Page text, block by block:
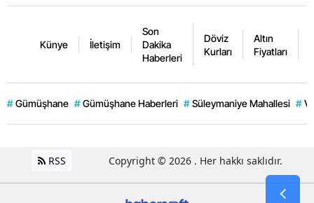
Tekirdağ
Tokat
Trabzon
Van
Künye İletişim
Son
Dakika
Haberleri
Döviz
Kurları
Altın
Fiyatları
# Gümüşhane # Gümüşhane Haberleri # Süleymaniye Mahallesi #
RSS Copyright © 2026 . Her hakkı saklıdır.